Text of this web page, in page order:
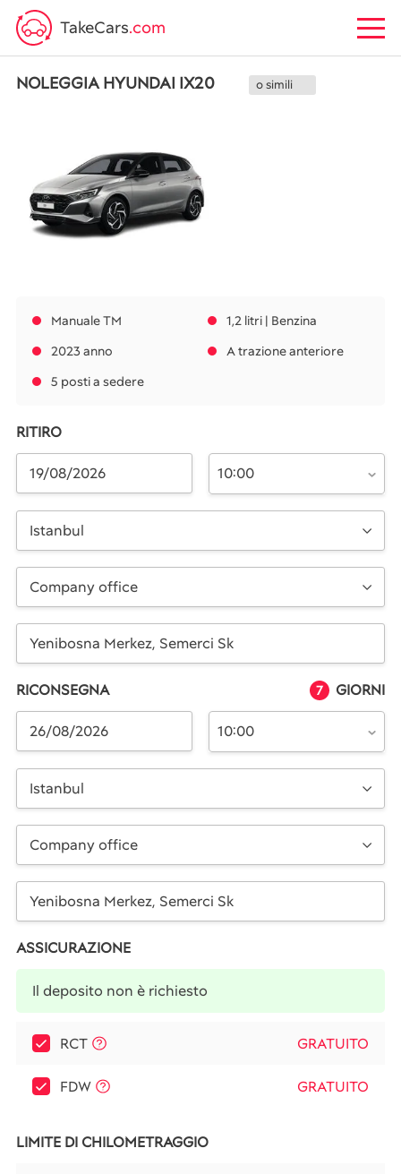
TakeCars.com
NOLEGGIA HYUNDAI IX20 o simili
Manuale TM
1,2 litri | Benzina
2023 anno
A trazione anteriore
5 posti a sedere
RITIRO
10:00
Istanbul
Company office
RICONSEGNA 7 GIORNI
10:00
Istanbul
Company office
ASSICURAZIONE
Il deposito non è richiesto
RCT GRATUITO
FDW GRATUITO
LIMITE DI CHILOMETRAGGIO